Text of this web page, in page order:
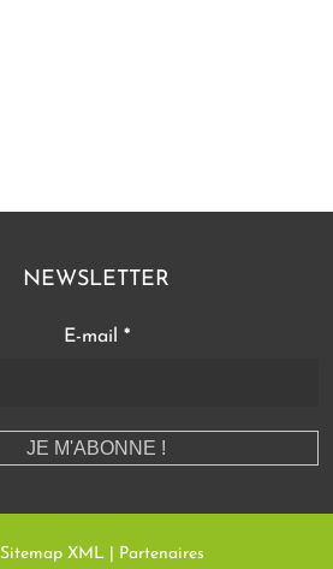
NEWSLETTER
E-mail *
Sitemap XML Partenaires